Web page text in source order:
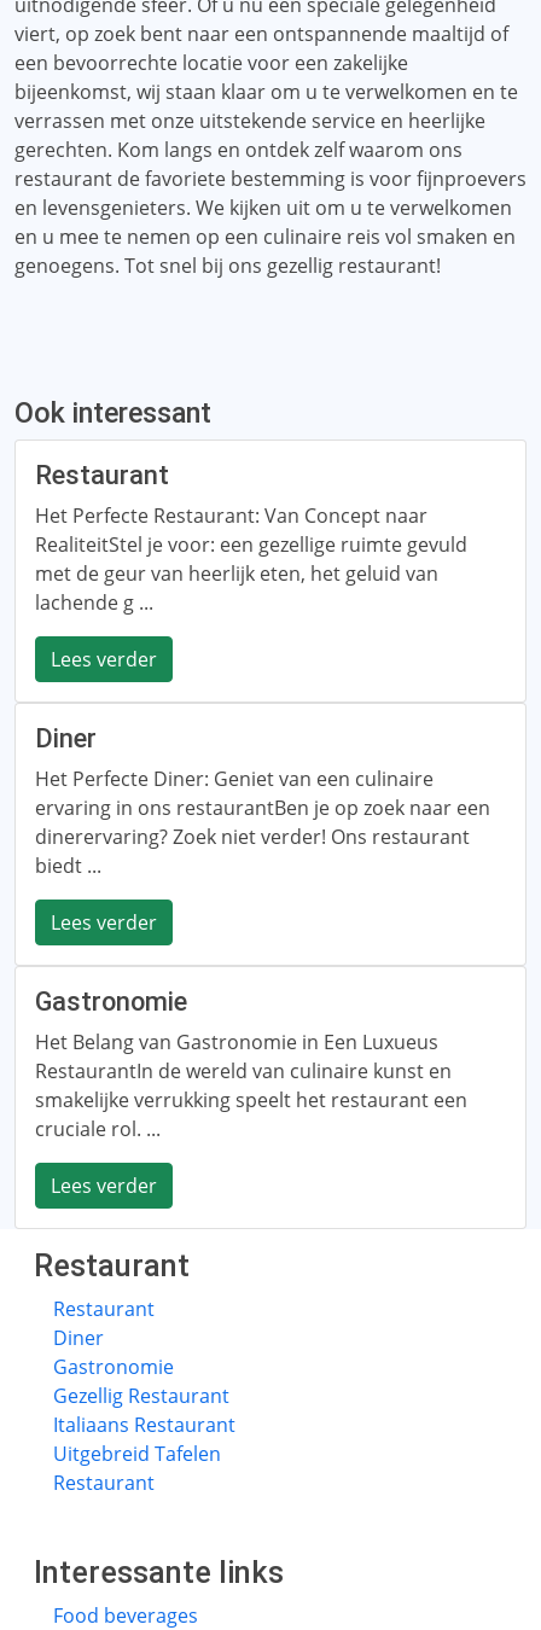
viert, op zoek bent naar een ontspannende maaltijd of
een bevoorrechte locatie voor een zakelijke
bijeenkomst, wij staan ​​klaar om u te verwelkomen en te
verrassen met onze uitstekende service en heerlijke
gerechten. Kom langs en ontdek zelf waarom ons
restaurant de favoriete bestemming is voor fijnproevers
en levensgenieters. We kijken uit om u te verwelkomen
en u mee te nemen op een culinaire reis vol smaken en
genoegens. Tot snel bij ons gezellig restaurant!
Ook interessant
Restaurant
Het Perfecte Restaurant: Van Concept naar
RealiteitStel je voor: een gezellige ruimte gevuld
met de geur van heerlijk eten, het geluid van
lachende g ...
Lees verder
Diner
Het Perfecte Diner: Geniet van een culinaire
ervaring in ons restaurantBen je op zoek naar een
dinerervaring? Zoek niet verder! Ons restaurant
biedt ...
Lees verder
Gastronomie
Het Belang van Gastronomie in Een Luxueus
RestaurantIn de wereld van culinaire kunst en
smakelijke verrukking speelt het restaurant een
cruciale rol. ...
Lees verder
Restaurant
Restaurant
Diner
Gastronomie
Gezellig Restaurant
Italiaans Restaurant
Uitgebreid Tafelen
Restaurant
Interessante links
Food beverages